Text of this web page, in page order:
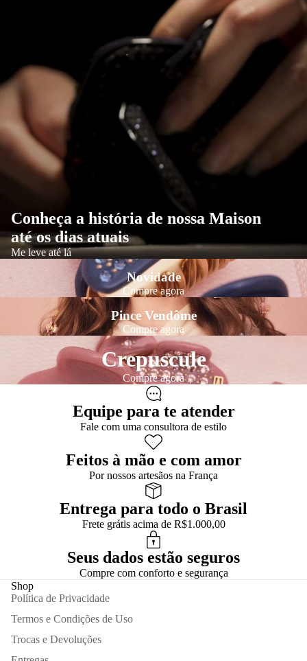
Conheça a história de nossa Maison
até os dias atuais
Me leve até lá
Novidade
Compre agora
Pince Vendôme
Compre agora
Crepuscule
Compre agora
Equipe para te atender
Fale com uma consultora de estilo
Feitos à mão e com amor
Por nossos artesãos na França
Entrega para todo o Brasil
Frete grátis acima de R$1.000,00
Seus dados estão seguros
Compre com conforto e segurança
Shop
Política de Privacidade
Termos e Condições de Uso
Trocas e Devoluções